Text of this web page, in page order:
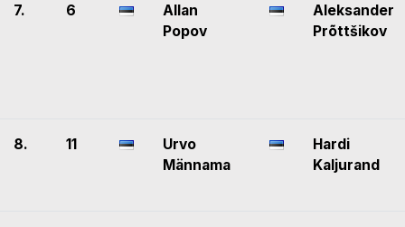
7. 6
Allan
Popov
Aleksander
Prõttšikov
8. 11
Urvo
Männama
Hardi
Kaljurand